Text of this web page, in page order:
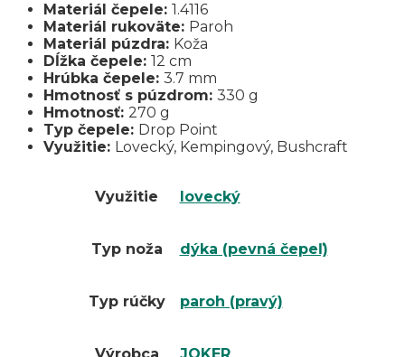
Materiál čepele: 1.4116
Materiál rukoväte: Paroh
Materiál púzdra: Koža
Dĺžka čepele: 12 cm
Hrúbka čepele: 3.7 mm
Hmotnosť s púzdrom: 330 g
Hmotnosť: 270 g
Typ čepele: Drop Point
Využitie: Lovecký, Kempingový, Bushcraft
Využitie lovecký
Typ noža dýka (pevná čepeľ)
Typ rúčky paroh (pravý)